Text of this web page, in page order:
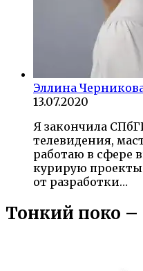
Эллина
13.07.2020
Я закончила
телевидения,
работаю в сфере
курирую проекты
от разработки…
Тонкий поко